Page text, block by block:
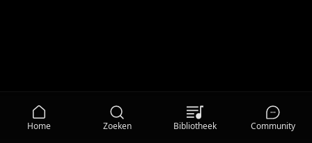
Home Zoeken Bibliotheek Community